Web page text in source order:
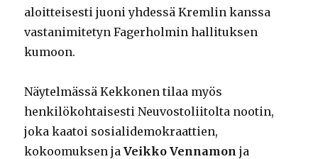
aloitteisesti juoni yhdessä Kremlin kanssa
vastanimitetyn Fagerholmin hallituksen
kumoon.
Näytelmässä Kekkonen tilaa myös
henkilökohtaisesti Neuvostoliitolta nootin,
joka kaatoi sosialidemokraattien,
kokoomuksen jaVeikko Vennamon ja